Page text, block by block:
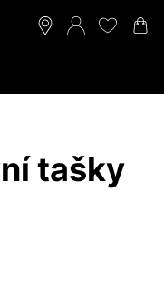
tašky